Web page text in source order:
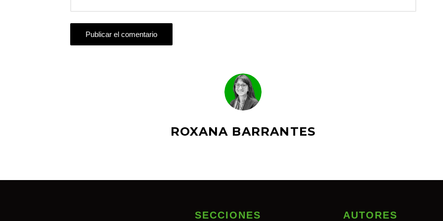
ROXANA BARRANTES
SECCIONES AUTORES